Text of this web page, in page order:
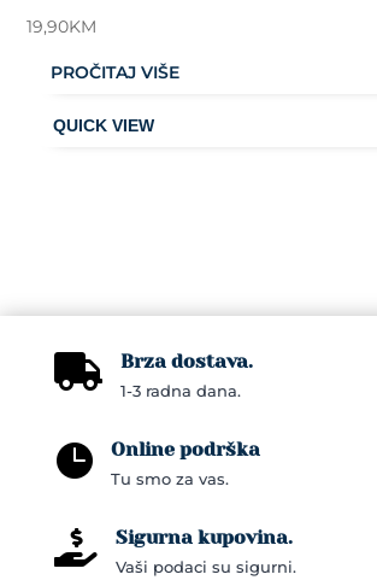
19,90KM
PROČITAJ VIŠE
 Brza dostava.
1-3 radna dana.
 Online podrška
Tu smo za vas.
 Sigurna kupovina.
Vaši podaci su sigurni.